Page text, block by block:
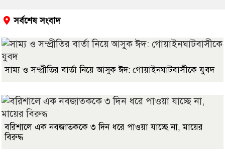
সর্বশেষ সংবাদ
সাম্য ও সম্প্রীতির বার্তা নিয়ে আসুক ঈদ: গোয়াইনঘাটবাসীকে যুবদ
বরিশালে এক নবজাতককে ৩ দিন ধরে পাওয়া যাচ্ছে না, মায়ের
বিরুদ্ধ